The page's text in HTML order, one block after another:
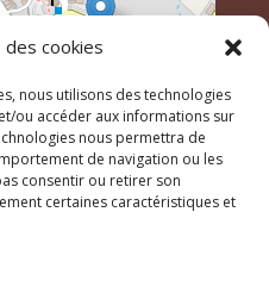
cookies
nous utilisons des technologies
ou accéder aux informations sur
nous permettra de
de navigation ou les
consentir ou retirer son
certaines caractéristiques et
, \r\n©OpenStreetMapcontributeurs